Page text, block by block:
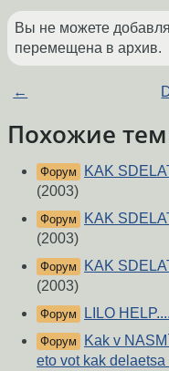
Вы не можете
перемещена в архив.
←
Похожие
Форум
KAK
(2003)
Форум
KAK
(2003)
Форум
KAK
(2003)
Форум LILO
Форум
Kak v
eto vot kak